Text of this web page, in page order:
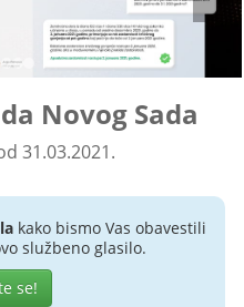
Novog Sada
31.03.2021.
kako bismo Vas obavestili
službeno glasilo.
se!